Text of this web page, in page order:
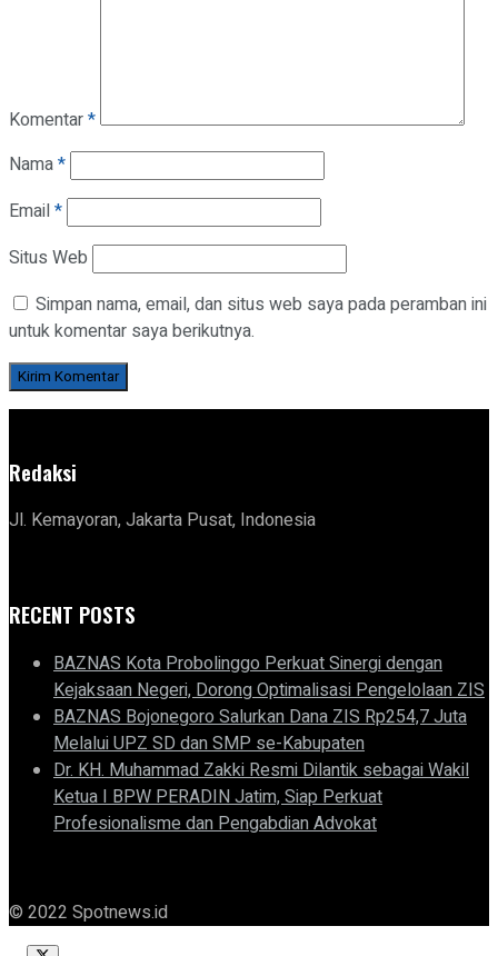
Komentar*
Nama*
Email*
Situs Web
Simpan nama, email, dan situs web saya pada peramban ini
untuk komentar saya berikutnya.
Redaksi
Jl. Kemayoran, Jakarta Pusat, Indonesia
RECENT POSTS
BAZNAS Kota Probolinggo Perkuat Sinergi dengan
Kejaksaan Negeri, Dorong Optimalisasi Pengelolaan ZIS
BAZNAS Bojonegoro Salurkan Dana ZIS Rp254,7 Juta
Melalui UPZ SD dan SMP se-Kabupaten
Dr. KH. Muhammad Zakki Resmi Dilantik sebagai Wakil
Ketua I BPW PERADIN Jatim, Siap Perkuat
Profesionalisme dan Pengabdian Advokat
© 2022 Spotnews.id